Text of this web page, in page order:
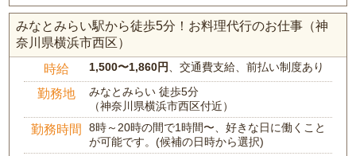
みなとみらい駅から徒歩5分！お料理代行のお仕事（神
奈川県横浜市西区）
時給 1,500〜1,860円 、交通費支給、前払い制度あり
勤務地
みなとみらい 徒歩5分
（神奈川県横浜市西区付近）
勤務時間
8時～20時の間で1時間〜、好きな日に働くこと
が可能です。(候補の日時から選択)